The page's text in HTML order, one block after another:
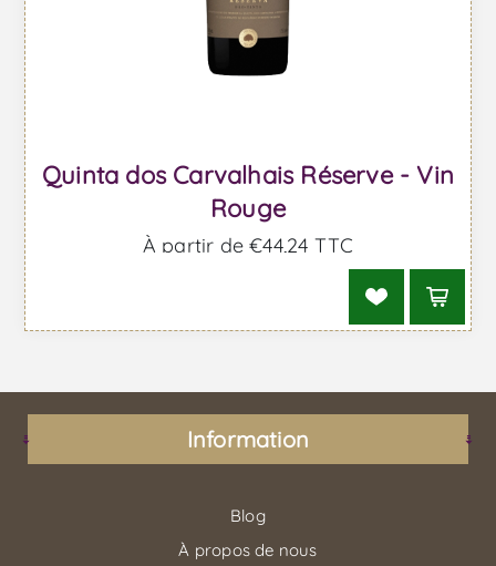
Quinta dos Carvalhais Réserve - Vin
Rouge
À partir de €44,24 TTC
Information
Blog
À propos de nous